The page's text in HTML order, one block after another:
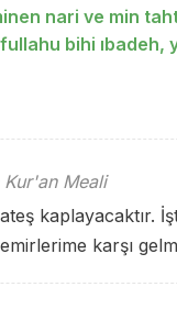
nari ve min
bihi ıbadeh,
Kur'an Meali
kaplayacaktır.
karşı